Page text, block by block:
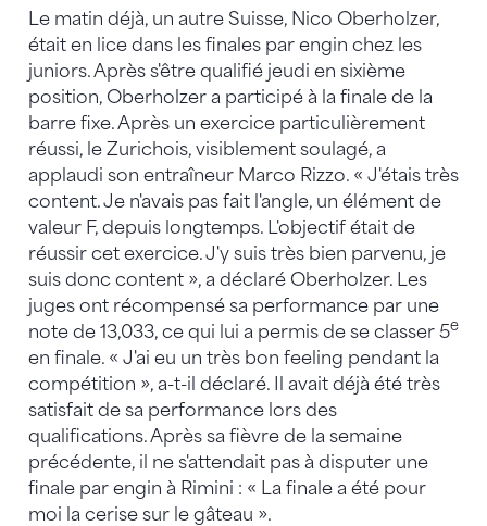
Le matin déjà, un autre Suisse, Nico Oberholzer,
était en lice dans les finales par engin chez les
juniors. Après s'être qualifié jeudi en sixième
position, Oberholzer a participé à la finale de la
barre fixe. Après un exercice particulièrement
réussi, le Zurichois, visiblement soulagé, a
applaudi son entraîneur Marco Rizzo. « J'étais très
content. Je n'avais pas fait l'angle, un élément de
valeur F, depuis longtemps. L'objectif était de
réussir cet exercice. J'y suis très bien parvenu, je
suis donc content », a déclaré Oberholzer. Les
juges ont récompensé sa performance par une
note de 13,033, ce qui lui a permis de se classer 5e
en finale. « J'ai eu un très bon feeling pendant la
compétition », a-t-il déclaré. Il avait déjà été très
satisfait de sa performance lors des
qualifications. Après sa fièvre de la semaine
précédente, il ne s'attendait pas à disputer une
finale par engin à Rimini : « La finale a été pour
moi la cerise sur le gâteau ».